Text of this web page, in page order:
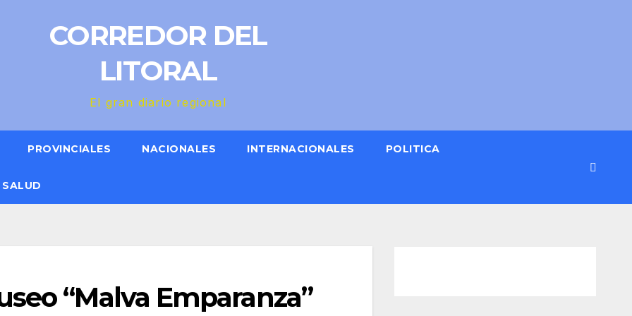
CORREDOR DEL
LITORAL
El gran diario regional
PROVINCIALES NACIONALES INTERNACIONALES POLITICA
SALUD
“Malva Emparanza”